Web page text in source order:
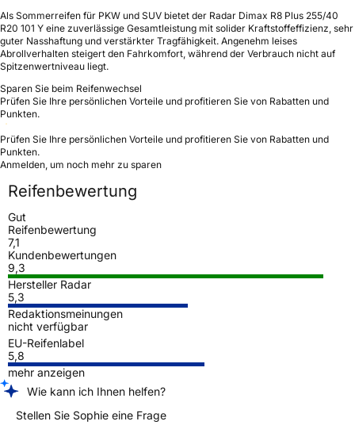
Als Sommerreifen für PKW und SUV bietet der Radar Dimax R8 Plus 255/40
R20 101 Y eine zuverlässige Gesamtleistung mit solider Kraftstoffeffizienz, sehr
guter Nasshaftung und verstärkter Tragfähigkeit. Angenehm leises
Abrollverhalten steigert den Fahrkomfort, während der Verbrauch nicht auf
Spitzenwertniveau liegt.
Sparen Sie beim Reifenwechsel
Prüfen Sie Ihre persönlichen Vorteile und profitieren Sie von Rabatten und
Punkten.
Prüfen Sie Ihre persönlichen Vorteile und profitieren Sie von Rabatten und
Punkten.
Anmelden, um noch mehr zu sparen
Reifenbewertung
Gut
Reifenbewertung
7,1
Kundenbewertungen
9,3
Hersteller Radar
5,3
Redaktionsmeinungen
nicht verfügbar
EU-Reifenlabel
5,8
mehr anzeigen
Wie kann ich Ihnen helfen?
Stellen Sie Sophie eine Frage